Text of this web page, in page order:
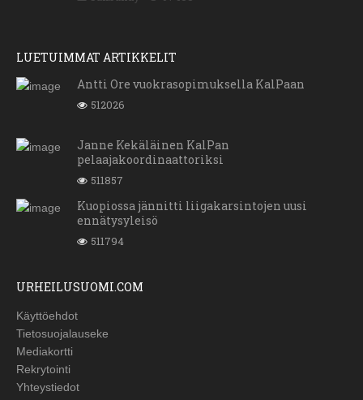
LUETUIMMAT ARTIKKELIT
Antti Ore vuokrasopimuksella KalPaan
512026
Janne Kekäläinen KalPan
pelaajakoordinaattoriksi
511857
Kuopiossa jännitti liigakarsintojen uusi
ennätysyleisö
511794
URHEILUSUOMI.COM
Käyttöehdot
Tietosuojalauseke
Mediakortti
Rekrytointi
Yhteystiedot